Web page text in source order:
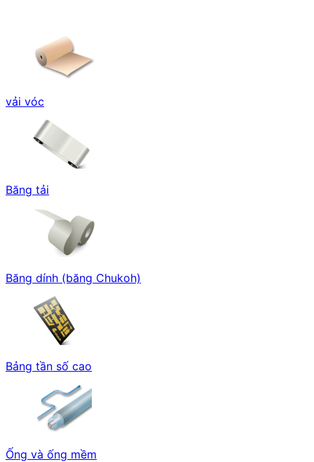
vải vóc
Băng tải
Băng dính (băng Chukoh)
Bảng tần số cao
Ống và ống mềm